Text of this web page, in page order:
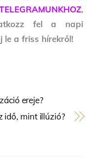
,
fel a napi
le a friss hírekről!
ereje?
idő, mint illúzió?